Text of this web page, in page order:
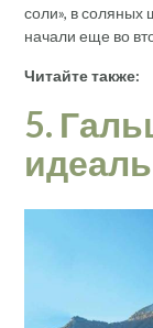
соли», в соляных
начали еще во
Читайте также:
5.